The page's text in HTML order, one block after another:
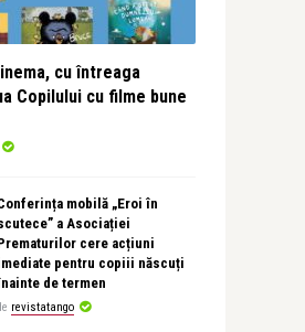
cu întreaga
Copilului cu filme bune
mobilă „Eroi în
a Asociației
cere acțiuni
pentru copiii născuți
de termen
revistatango